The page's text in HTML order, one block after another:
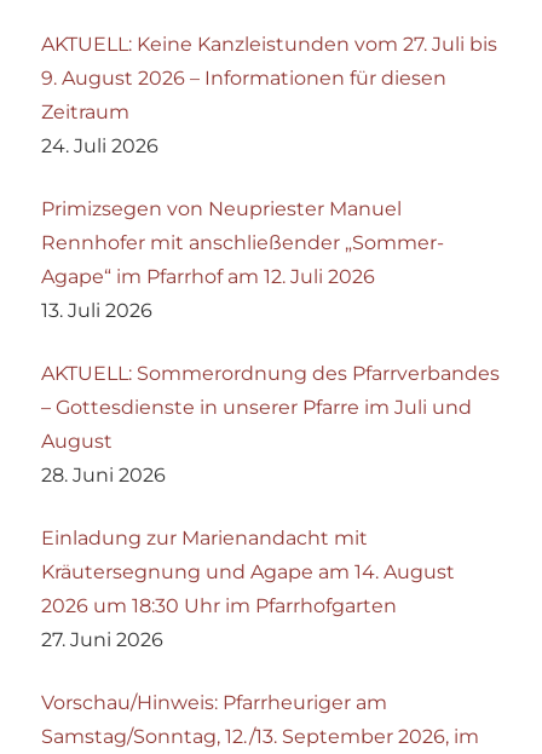
AKTUELL: Keine Kanzleistunden vom 27. Juli bis
9. August 2026 – Informationen für diesen
Zeitraum
24. Juli 2026
Primizsegen von Neupriester Manuel
Rennhofer mit anschließender „Sommer-
Agape“ im Pfarrhof am 12. Juli 2026
13. Juli 2026
AKTUELL: Sommerordnung des Pfarrverbandes
– Gottesdienste in unserer Pfarre im Juli und
August
28. Juni 2026
Einladung zur Marienandacht mit
Kräutersegnung und Agape am 14. August
2026 um 18:30 Uhr im Pfarrhofgarten
27. Juni 2026
Vorschau/Hinweis: Pfarrheuriger am
Samstag/Sonntag, 12./13. September 2026, im